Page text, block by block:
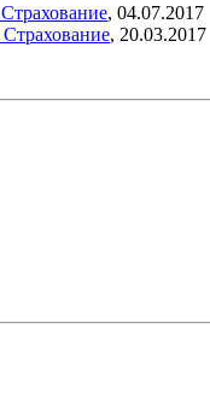
Страхование, 04.07.2017
Страхование, 20.03.2017